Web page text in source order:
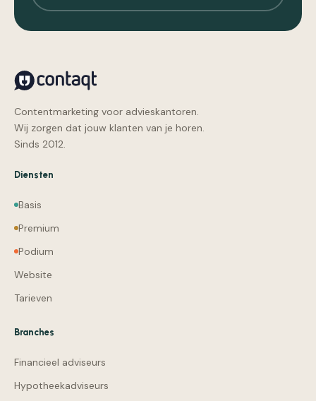
Contentmarketing voor advieskantoren.
Wij zorgen dat jouw klanten van je horen.
Sinds 2012.
Diensten
Basis
Premium
Podium
Website
Tarieven
Branches
Financieel adviseurs
Hypotheekadviseurs